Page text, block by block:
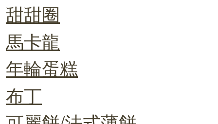
甜甜圈
馬卡龍
年輪蛋糕
布丁